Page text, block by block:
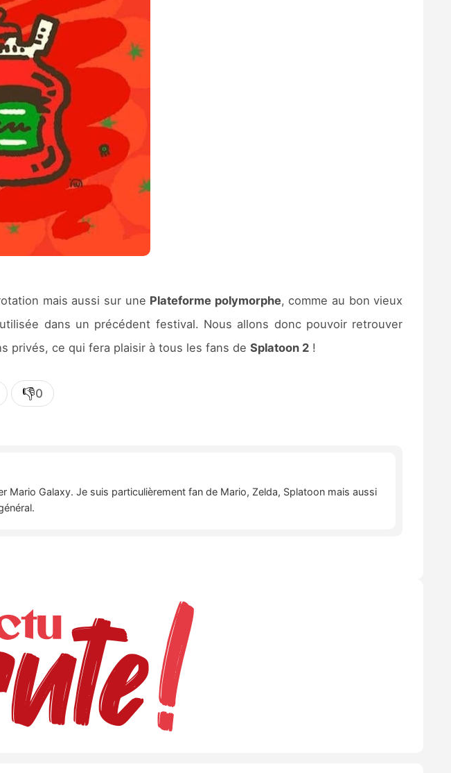
mais aussi sur une Plateforme polymorphe, comme au bon vieux
dans un précédent festival. Nous allons donc pouvoir retrouver
privés, ce qui fera plaisir à tous les fans de Splatoon 2!
👎0
Galaxy. Je suis particulièrement fan de Mario, Zelda, Splatoon mais aussi